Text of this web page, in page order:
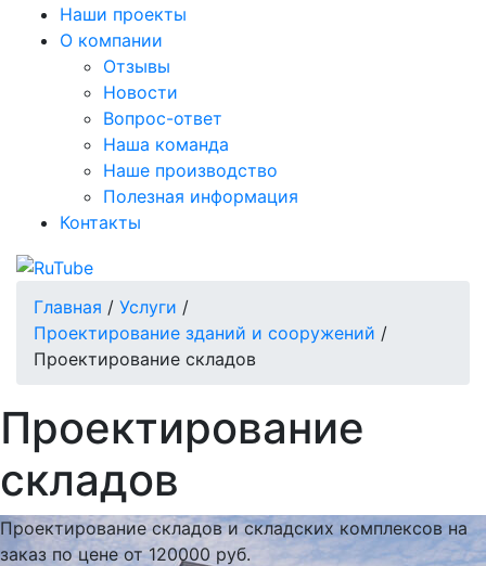
Наши проекты
О компании
Отзывы
Новости
Вопрос-ответ
Наша команда
Наше производство
Полезная информация
Контакты
Главная / Услуги /
Проектирование зданий и сооружений /
Проектирование складов
Проектирование
складов
Проектирование складов и складских комплексов на
заказ по цене от120000 руб.